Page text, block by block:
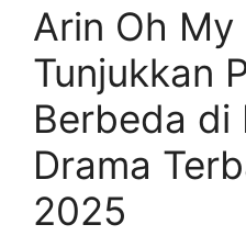
Arin Oh My
Tunjukkan
Berbeda di
Drama
2025